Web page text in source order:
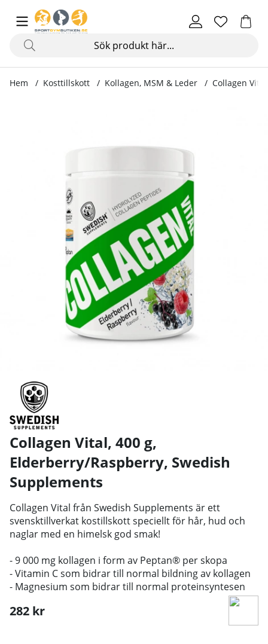
Hem Kosttillskott Kollagen, MSM & Leder Collagen
Collagen Vital, 400 g,
Elderberry/Raspberry, Swedish
Supplements
Collagen Vital från Swedish Supplements är ett
svensktillverkat kostillskott speciellt för hår, hud och
naglar med en himelsk god smak!
- 9 000 mg kollagen i form av Peptan® per skopa
- Vitamin C som bidrar till normal bildning av kollagen
- Magnesium som bidrar till normal proteinsyntesen
282 kr